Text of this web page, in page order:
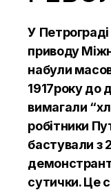
У Петрограді
приводу
набули
1917року до
вимагали
робітники
бастували з
сутички. Це